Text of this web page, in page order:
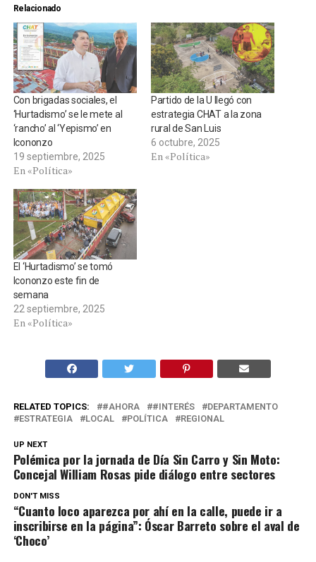
Relacionado
Con brigadas sociales, el
‘Hurtadismo’ se le mete al
‘rancho’ al ‘Yepismo’ en
Icononzo
19 septiembre, 2025
En «Política»
Partido de la U llegó con
estrategia CHAT a la zona
rural de San Luis
6 octubre, 2025
En «Política»
El ‘Hurtadismo’ se tomó
Icononzo este fin de
semana
22 septiembre, 2025
En «Política»
RELATED TOPICS: #AHORA #INTERÉS
DEPARTAMENTO
ESTRATEGIA
LOCAL POLÍTICA REGIONAL
UP NEXT
Polémica por la jornada de Día Sin Carro y Sin Moto:
Concejal William Rosas pide diálogo entre sectores
DON'T MISS
“Cuanto loco aparezca por ahí en la calle, puede ir a
inscribirse en la página”: Óscar Barreto sobre el aval de
‘Choco’